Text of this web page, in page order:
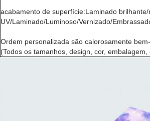
acabamento de superfície:Laminado
UV/Laminado/Luminoso/Vernizado/
Ordem personalizada são calorosamente
(Todos os tamanhos, design, cor,